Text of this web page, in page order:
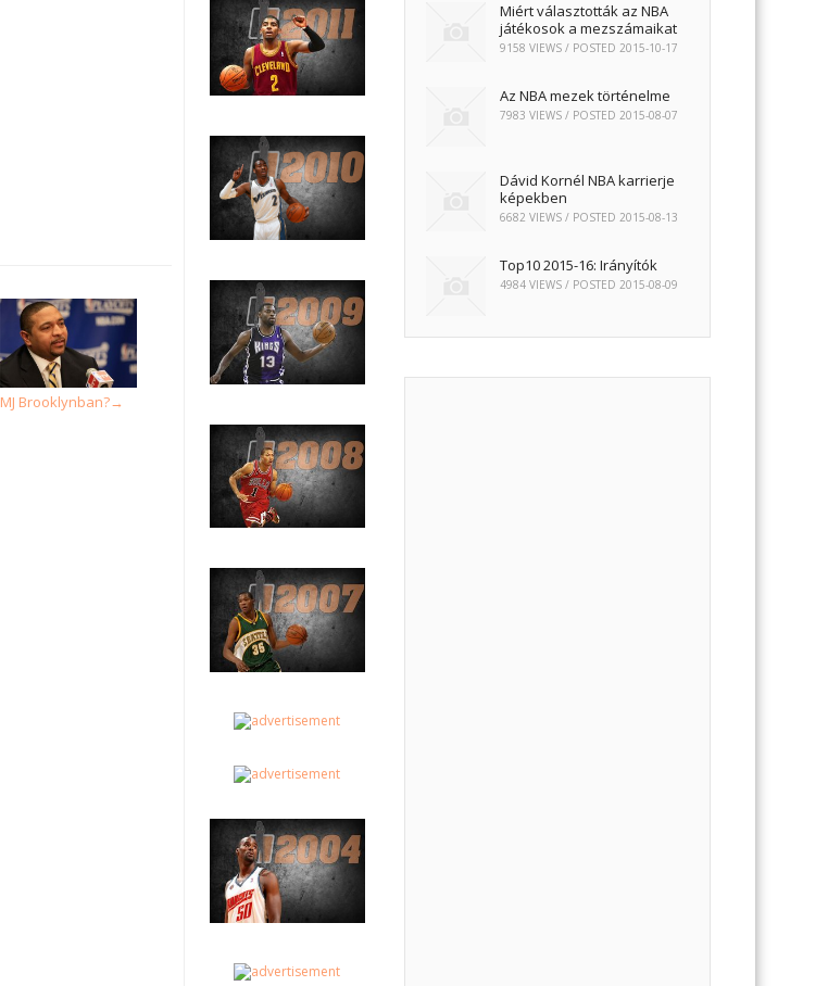
MJ Brooklynban?→
Miért választották az NBA
játékosok a mezszámaikat
9158 VIEWS / POSTED2015-10-17
Az NBA mezek történelme
7983 VIEWS / POSTED2015-08-07
Dávid Kornél NBA karrierje
képekben
6682 VIEWS / POSTED2015-08-13
Top10 2015-16: Irányítók
4984 VIEWS / POSTED 2015-08-09